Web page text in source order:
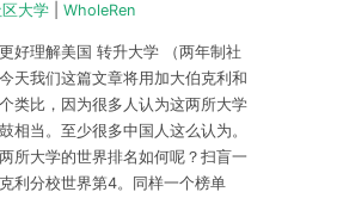
大学 WholeRen
好理解美国 转升大学 （两年制社
天我们这篇文章将用加大伯克利和
类比，因为很多人认为这两所大学
相当。至少很多中国人这么认为。
所大学的世界排名如何呢？扫盲一
利分校世界第4。同样一个榜单